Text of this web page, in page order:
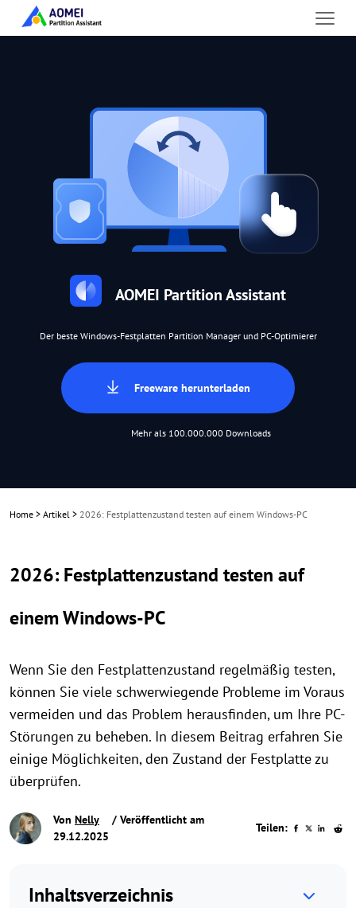
AOMEI Partition Assistant
Der beste Windows-Festplatten Partition Manager und PC-Optimierer
Freeware herunterladen
Mehr als 100.000.000 Downloads
Home > Artikel > 2026: Festplattenzustand testen auf einem Windows-PC
2026: Festplattenzustand testen auf
einem Windows-PC
Wenn Sie den Festplattenzustand regelmäßig testen,
können Sie viele schwerwiegende Probleme im Voraus
vermeiden und das Problem herausfinden, um Ihre PC-
Störungen zu beheben. In diesem Beitrag erfahren Sie
einige Möglichkeiten, den Zustand der Festplatte zu
überprüfen.
Von Nelly
/ Veröffentlicht am
29.12.2025
Teilen:
Inhaltsverzeichnis